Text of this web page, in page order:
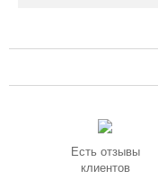
Есть отзывы
клиентов